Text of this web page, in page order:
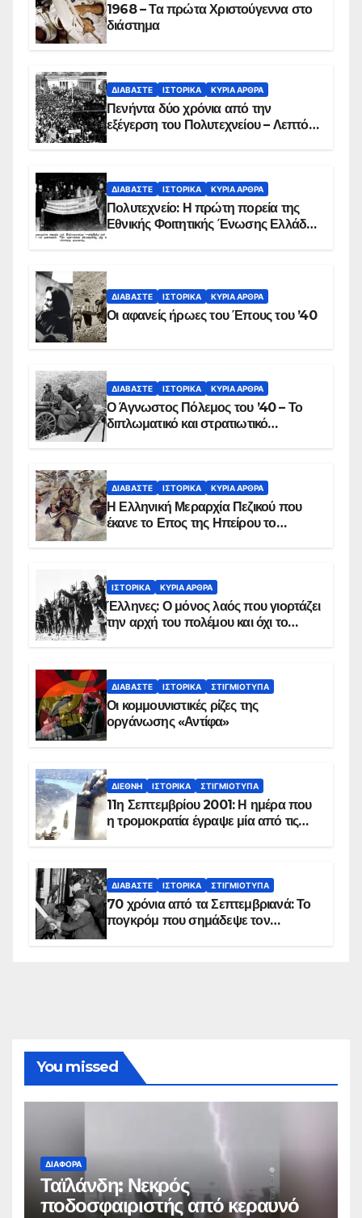
1968 – Τα πρώτα Χριστούγεννα στο
διάστημα
ΔΙΑΒΆΣΤΕ ΙΣΤΟΡΙΚΆ ΚΥΡΙΑ ΑΡΘΡΑ
Πενήντα δύο χρόνια από την
εξέγερση του Πολυτεχνείου – Λεπτό
ΔΙΑΒΆΣΤΕ ΙΣΤΟΡΙΚΆ ΚΥΡΙΑ ΑΡΘΡΑ
Πολυτεχνείο: Η πρώτη πορεία της
Εθνικής Φοιτητικής Ένωσης Ελλάδος
ΔΙΑΒΆΣΤΕ ΙΣΤΟΡΙΚΆ ΚΥΡΙΑ ΑΡΘΡΑ
Οι αφανείς ήρωες του Έπους του ’40
ΔΙΑΒΆΣΤΕ ΙΣΤΟΡΙΚΆ ΚΥΡΙΑ ΑΡΘΡΑ
Ο Άγνωστος Πόλεμος του ’40 – Το
διπλωματικό και στρατιωτικό
ΔΙΑΒΆΣΤΕ ΙΣΤΟΡΙΚΆ ΚΥΡΙΑ ΑΡΘΡΑ
Η Ελληνική Μεραρχία Πεζικού που
έκανε το Επος της Ηπείρου το
ΙΣΤΟΡΙΚΆ ΚΥΡΙΑ ΑΡΘΡΑ
Έλληνες: Ο μόνος λαός που γιορτάζει
την αρχή του πολέμου και όχι το
ΔΙΑΒΆΣΤΕ ΙΣΤΟΡΙΚΆ ΣΤΙΓΜΙΌΤΥΠΑ
Οι κομμουνιστικές ρίζες της
οργάνωσης «Αντίφα»
ΔΙΕΘΝΉ ΙΣΤΟΡΙΚΆ ΣΤΙΓΜΙΌΤΥΠΑ
11η Σεπτεμβρίου 2001: Η ημέρα που
η τρομοκρατία έγραψε μία από τις
ΔΙΑΒΆΣΤΕ ΙΣΤΟΡΙΚΆ ΣΤΙΓΜΙΌΤΥΠΑ
70 χρόνια από τα Σεπτεμβριανά: Το
πογκρόμ που σημάδεψε τον
You missed
ΔΙΆΦΟΡΑ
Ταϊλάνδη: Νεκρός
ποδοσφαιριστής από κεραυνό